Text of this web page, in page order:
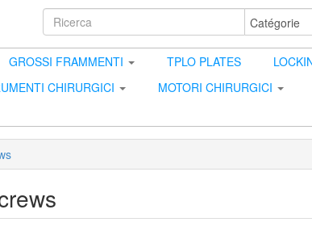
GROSSI FRAMMENTI TPLO PLATES
CHIRURGICI MOTORI CHIRURGICI